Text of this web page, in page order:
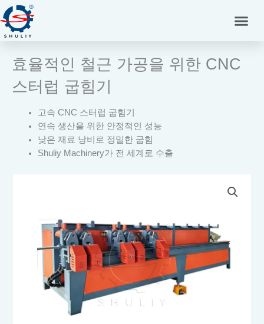
텐
츠
효율적인 철근 가공을 위한 CNC
스터럽 굽힘기
고속 CNC 스터럽 굽힘기
연속 생산을 위한 안정적인 성능
낮은 재료 낭비로 정밀한 굽힘
Shuliy Machinery가 전 세계로 수출